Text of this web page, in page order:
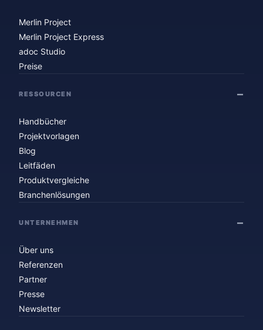
Merlin Project
Merlin Project Express
adoc Studio
Preise
RESSOURCEN
Handbücher
Projektvorlagen
Blog
Leitfäden
Produktvergleiche
Branchenlösungen
UNTERNEHMEN
Über uns
Referenzen
Partner
Presse
Newsletter